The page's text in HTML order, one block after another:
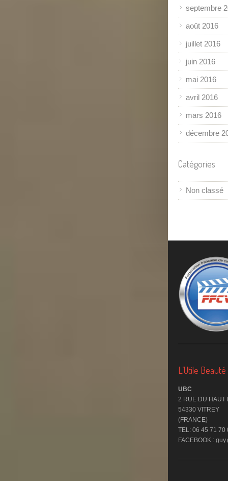
septembre
août 2016
juillet 2016
juin 2016
mai 2016
avril 2016
mars 2016
décembre
Catégories
Non classé
L’Utile
UBC
2 RUE DU HAUT
54330 VITREY
(FRANCE)
TEL: 06 45 71 70
FACEBOOK :